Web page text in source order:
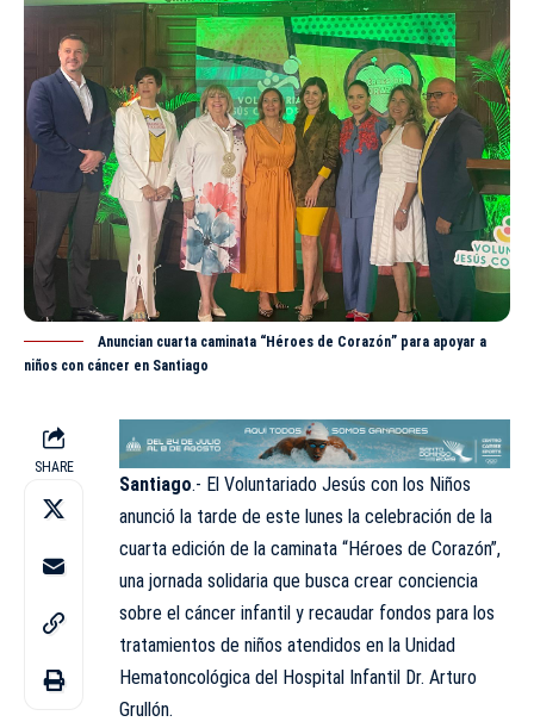
Anuncian cuarta caminata “Héroes de Corazón” para apoyar a
niños con cáncer en Santiago
SHARE
Santiago.- El Voluntariado Jesús con los Niños
anunció la tarde de este lunes la celebración de la
cuarta edición de la caminata “Héroes de Corazón”,
una jornada solidaria que busca crear conciencia
sobre el cáncer infantil y recaudar fondos para los
tratamientos de niños atendidos en la Unidad
Hematoncológica del Hospital Infantil Dr. Arturo
Grullón.